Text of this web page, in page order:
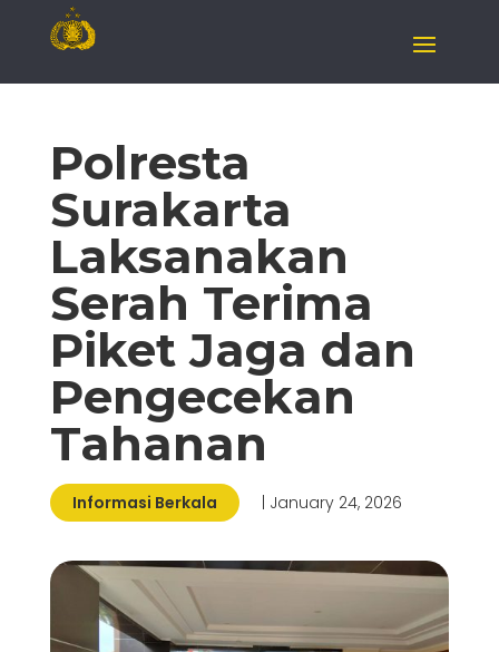
Polresta
Surakarta
Laksanakan
Serah Terima
Piket Jaga dan
Pengecekan
Tahanan
Informasi Berkala | January 24, 2026